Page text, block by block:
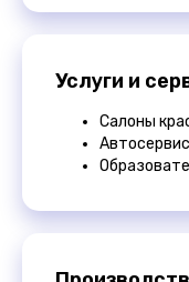
Услуги и
Салоны